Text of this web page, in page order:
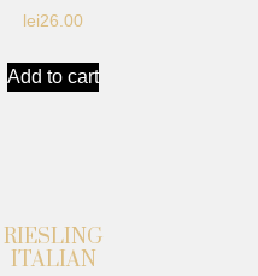
lei26.00
Add to cart
RIESLING
ITALIAN